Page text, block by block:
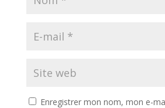
Enregistrer mon nom, mon e-